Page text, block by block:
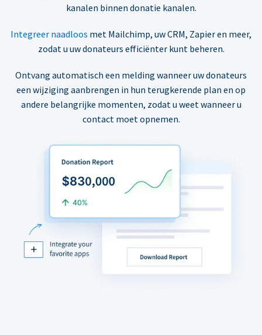
kanalen binnen donatie kanalen.
Integreer naadloos met Mailchimp, uw CRM, Zapier en meer,
zodat u uw donateurs efficiënter kunt beheren.
Ontvang automatisch een melding wanneer uw donateurs
een wijziging aanbrengen in hun terugkerende plan en op
andere belangrijke momenten, zodat u weet wanneer u
contact moet opnemen.